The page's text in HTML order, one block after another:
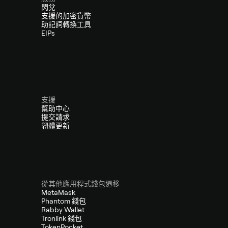
閃兌
支援的加密貨幣
助記詞轉換工具
EIPs
支援
幫助中心
提交請求
韌體更新
從其他應用程式錢包遷移
MetaMask
Phantom 錢包
Rabby Wallet
Tronlink 錢包